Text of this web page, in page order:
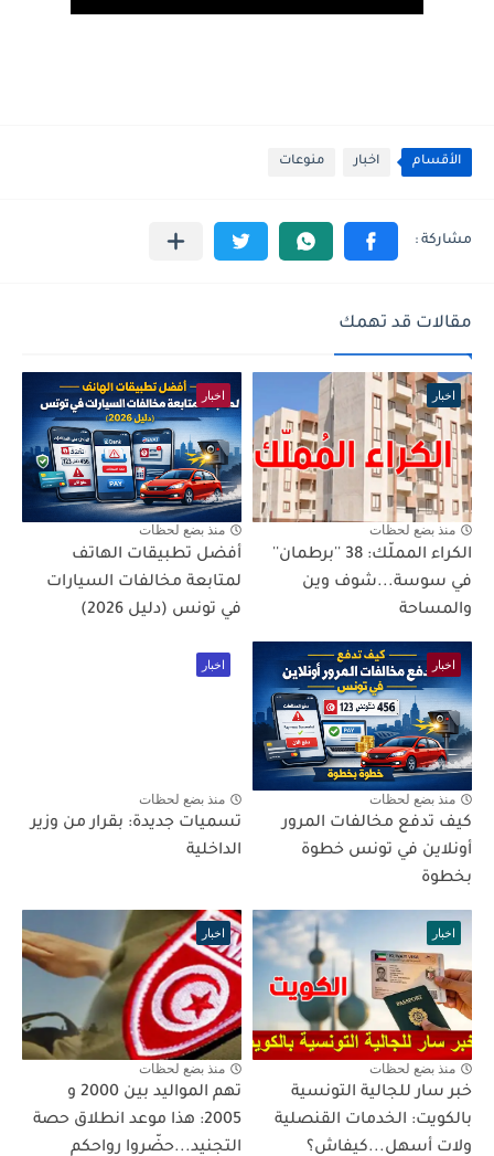
الأقسام اخبار منوعات
مقالات قد تهمك
اخبار
منذ بضع لحظات
الكراء المملّك: 38 ''برطمان''
في سوسة...شوف وين
والمساحة
اخبار
منذ بضع لحظات
أفضل تطبيقات الهاتف
لمتابعة مخالفات السيارات
في تونس (دليل 2026)
اخبار
منذ بضع لحظات
كيف تدفع مخالفات المرور
أونلاين في تونس خطوة
بخطوة
اخبار
منذ بضع لحظات
تسميات جديدة: بقرار من وزير
الداخلية
اخبار
منذ بضع لحظات
خبر سار للجالية التونسية
بالكويت: الخدمات القنصلية
ولات أسهل...كيفاش؟
اخبار
منذ بضع لحظات
تهم المواليد بين 2000 و
2005: هذا موعد انطلاق حصة
التجنيد...حضّروا رواحكم